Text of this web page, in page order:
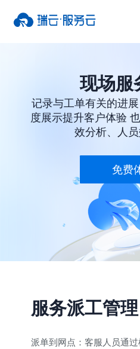
现场服
记录与工单有关的进
度展示提升客户体验
效分析、人员
免费
服务派工管理
派单到网点： 客服人员通